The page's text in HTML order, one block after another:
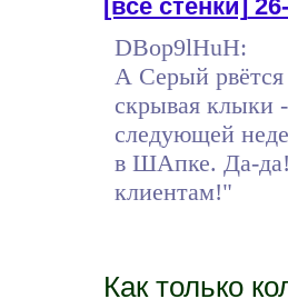
[все стенки]
DBop9lHuH:
А Серый
скрывая клыки
следующей
в ШАпке. Да-да!
клиентам!"
Как только